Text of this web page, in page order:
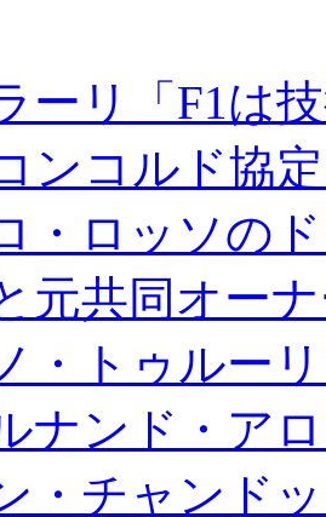
ーリ「F1は
ンコルド協
・ロッソの
元共同オー
・トゥルー
ナンド・ア
・チャンド